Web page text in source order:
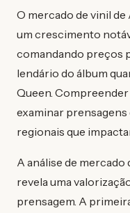
O mercado de vinil
um crescimento
comandando preços
lendário do álbum
Queen.
examinar
regionais que
A análise de
revela uma
prensagem. A